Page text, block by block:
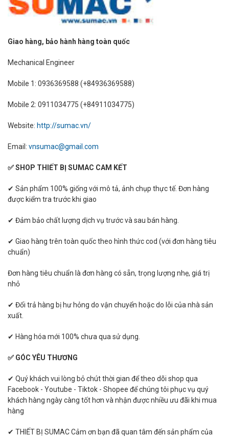
Giao hàng, bảo hành hàng toàn quốc
Mechanical Engineer
Mobile 1: 0936369588 (+84936369588)
Mobile 2: 0911034775 (+84911034775)
Website: http://sumac.vn/
Email: vnsumac@gmail.com
✅ SHOP THIẾT BỊ SUMAC CAM KẾT
✔ Sản phẩm 100% giống với mô tả, ảnh chụp thực tế. Đơn hàng
được kiểm tra trước khi giao
✔ Đảm bảo chất lượng dịch vụ trước và sau bán hàng.
✔ Giao hàng trên toàn quốc theo hình thức cod (với đơn hàng tiêu
chuẩn)
Đơn hàng tiêu chuẩn là đơn hàng có sẵn, trọng lượng nhẹ, giá trị
nhỏ
✔ Đổi trả hàng bị hư hỏng do vận chuyển hoặc do lỗi của nhà sản
xuất.
✔ Hàng hóa mới 100% chưa qua sử dụng.
✅ GÓC YÊU THƯƠNG
✔ Quý khách vui lòng bỏ chút thời gian để theo dõi shop qua
Facebook - Youtube - Tiktok - Shopee để chúng tôi phục vụ quý
khách hàng ngày càng tốt hơn và nhận được nhiều ưu đãi khi mua
hàng
✔ THIẾT BỊ SUMAC Cảm ơn bạn đã quan tâm đến sản phẩm của